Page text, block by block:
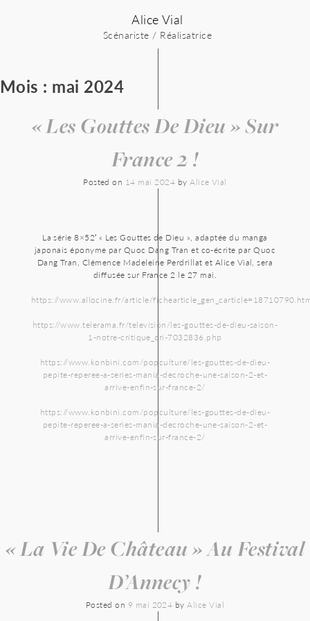
Alice Vial
Scénariste / Réalisatrice
Mois : mai 2024
« Les Gouttes De Dieu » Sur
France 2 !
Posted on 14 mai 2024 byAlice Vial
La série 8×52′ « Les Gouttes de Dieu », adaptée du manga
japonais éponyme par Quoc Dang Tran et co-écrite par Quoc
Dang Tran, Clémence Madeleine Perdrillat et Alice Vial, sera
diffusée sur France 2 le 27 mai.
https://www.allocine.fr/article/
https://www.telerama.fr/television/les-gouttes-de-dieu-saison-
1-notre-critique_cri-7032836.php
https://www.konbini.com/popculture/les-gouttes-de-dieu-
pepite-reperee-a-series-mania-decroche-une-saison-2-et-
arrive-enfin-sur-france-2/
https://www.konbini.com/popculture/les-gouttes-de-dieu-
pepite-reperee-a-series-mania-decroche-une-saison-2-et-
arrive-enfin-sur-france-2/
« La Vie De Château » Au Festival
D’Annecy !
Posted on 9 mai 2024 byAlice Vial